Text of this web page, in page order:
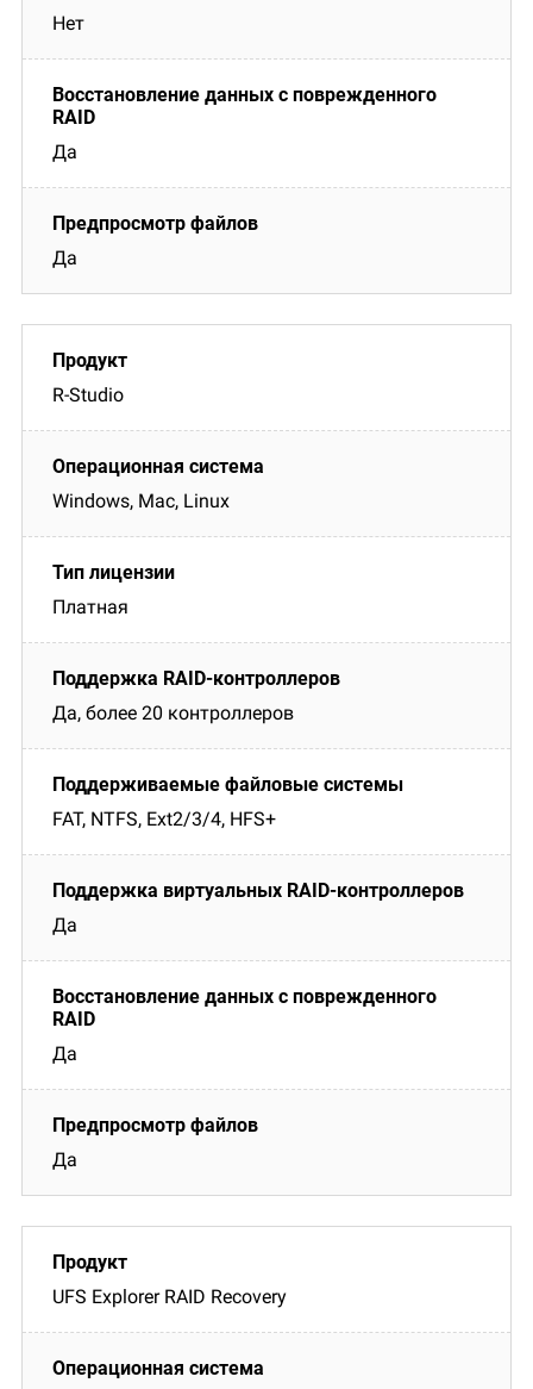
Нет
Да
Да
R-Studio
Windows, Mac, Linux
Платная
Да, более 20 контроллеров
FAT, NTFS, Ext2/3/4, HFS+
Да
Да
Да
UFS Explorer RAID Recovery